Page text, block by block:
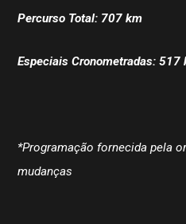
Percurso Total: 707 km
Especiais Cronometradas: 517
*Programação fornecida pela
mudanças